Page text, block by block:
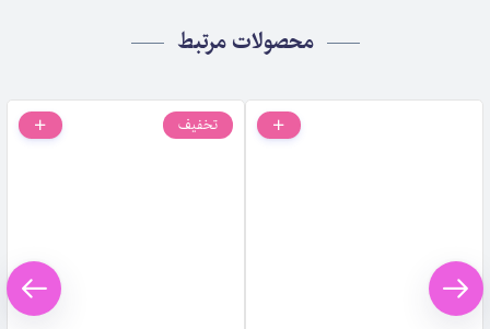
محصولات مرتبط
تخفیف